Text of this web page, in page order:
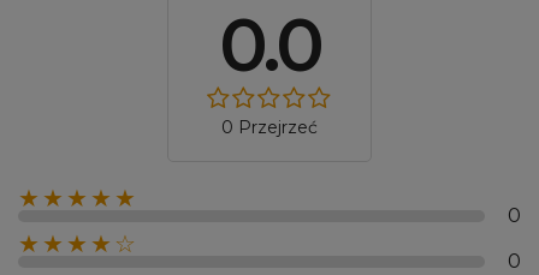
0.0
0 Przejrzeć
★★★★★
0
★★★★☆
0